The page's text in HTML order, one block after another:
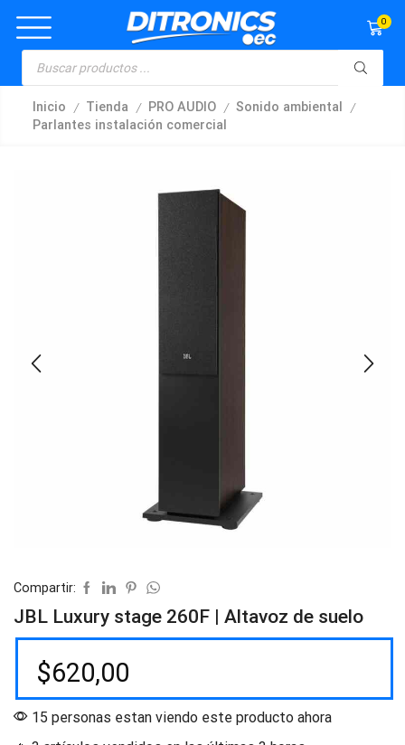
0
Inicio / Tienda / PRO AUDIO / Sonido ambiental /
Parlantes instalación comercial
Compartir:
JBL Luxury stage 260F | Altavoz de suelo
$620,00
15 personas estan viendo este producto ahora